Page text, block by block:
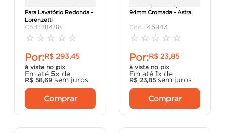
Para Lavatório Redonda -
Lorenzetti
: 81488
☆ ☆ ☆ ☆ ☆
Por:R$ 293,45
à vista no pix
Em até 5x de
R$ 58,69 sem juros
Comprar
94mm Cromada - Astra.
: 45943
☆ ☆ ☆ ☆ ☆
Por:R$ 23,85
à vista no pix
Em até 1x de
R$ 23,85 sem juros
Comprar